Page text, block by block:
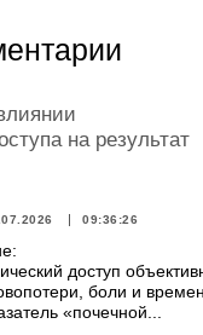
на результат
09:36:26
доступ
боли и
«почечной...